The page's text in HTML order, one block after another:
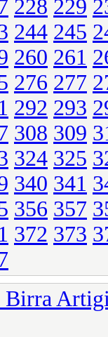
228 229
244 245
260 261
276 277
292 293
308 309
324 325
340 341
356 357
372 373